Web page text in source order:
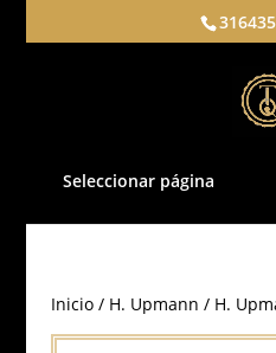
Seleccionar página
Inicio/ H. Upmann / H.